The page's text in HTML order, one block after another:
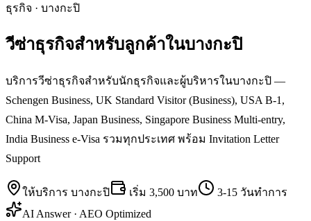
ธุรกิจ · บางกะปิ
วีซ่าธุรกิจสำหรับลูกค้าในบางกะปิ
บริการวีซ่าธุรกิจสำหรับนักธุรกิจและผู้บริหารในบางกะปิ —
Schengen Business, UK Standard Visitor (Business), USA B-1,
China M-Visa, Japan Business, Singapore Business Multi-entry,
India Business e-Visa รวมทุกประเทศ พร้อม Invitation Letter
Support
ให้บริการ บางกะปิ เริ่ม 3,500 บาท
3-15 วันทำการ
AI Answer · AEO Optimized